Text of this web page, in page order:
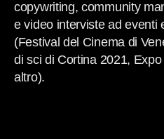
copywriting, community
e video interviste ad eventi
(Festival del Cinema di
di sci di Cortina 2021,
altro).